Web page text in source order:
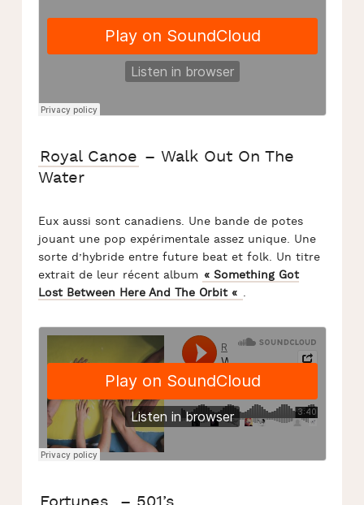
Royal Canoe – Walk Out On The
Water
Eux aussi sont canadiens. Une bande de potes
jouant une pop expérimentale assez unique. Une
sorte d’hybride entre future beat et folk. Un titre
extrait de leur récent album « Something Got
Lost Between Here And The Orbit « .